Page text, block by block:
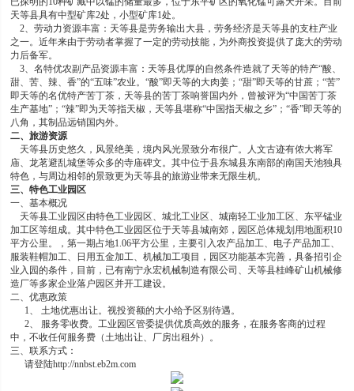
天等县具有中型矿库2处，小型矿库1处。
2、劳动力资源丰富：天等县是劳务输出大县，劳务经济是天等县的支柱产业
之一。近年来由于劳动者掌握了一定的劳动技能，为外商投资提供了庞大的劳动
力后备军。
3、名特优农副产品资源丰富：天等县优厚的自然条件造就了天等的特产“酸、
甜、苦、辣、香”的“五味”农业。“酸”即天等的大肉姜；“甜”即天等的甘蔗；“苦”
即天等的名优特产苦丁茶，天等县的苦丁茶响誉国内外，曾被评为“中国苦丁茶
生产基地”；“辣”即为天等指天椒，天等县堪称“中国指天椒之乡”；“香”即天等的
八角，其制品远销国内外。
二、旅游资源
天等县历史悠久，风景绝美，境内风光景致分布很广。人文古迹有侬大将军
庙、龙茗避乱城堡等众多的寺庙碑文。其中位于县东城县东南部的南国天池独具
特色，与周边相邻的景致更为天等县的旅游业带来无限生机。
三、特色工业园区
一、基本概况
天等县工业园区由特色工业园区、城北工业区、城南轻工业加工区、东平锰业
加工区等组成。其中特色工业园区位于天等县城南郊，园区总体规划用地面积10
平方公里。，第一期占地1.06平方公里，主要引入农产品加工、电子产品加工、
服装鞋帽加工、日用五金加工、机械加工项目，园区功能基本完善，具备招引企
业入园的条件，目前，已有南宁永宏机械制造有限公司、天等县桂峰矿山机械修
造厂等多家企业落户园区并开工建设。
二、优惠政策
1、 土地优惠出让。视投资额的大小给予区别待遇。
2、 服务零收费。工业园区管委提供优质高效的服务，在服务客商的过程
中，不收任何服务费（土地出让、厂房出租外）。
三、联系方式：
请登陆http://nnbst.eb2m.com